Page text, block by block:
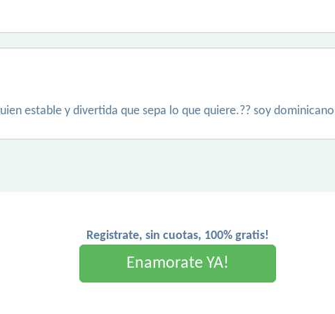
estable y divertida que sepa lo que quiere.?? soy
Registrate, sin cuotas, 100% gratis!
Enamorate YA!